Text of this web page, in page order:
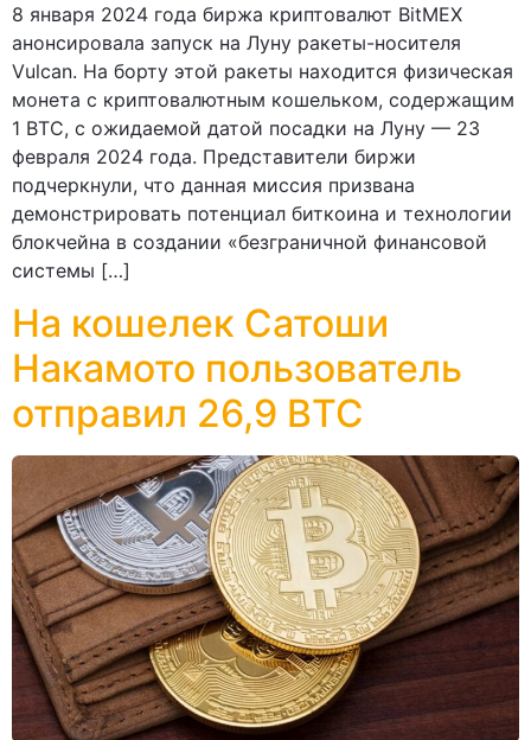
8 января 2024 года биржа криптовалют BitMEX
анонсировала запуск на Луну ракеты-носителя
Vulcan. На борту этой ракеты находится физическая
монета с криптовалютным кошельком, содержащим
1 BTC, с ожидаемой датой посадки на Луну — 23
февраля 2024 года. Представители биржи
подчеркнули, что данная миссия призвана
демонстрировать потенциал биткоина и технологии
блокчейна в создании «безграничной финансовой
системы […]
На кошелек Сатоши
Накамото пользователь
отправил 26,9 BTC